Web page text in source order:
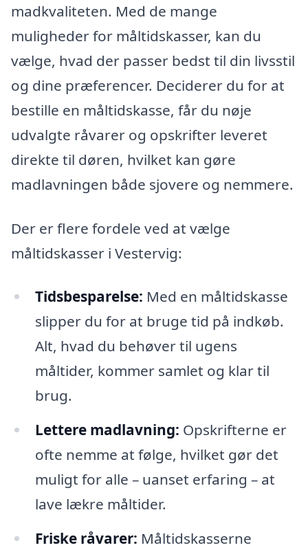
madkvaliteten. Med de mange
muligheder for måltidskasser, kan du
vælge, hvad der passer bedst til din livsstil
og dine præferencer. Deciderer du for at
bestille en måltidskasse, får du nøje
udvalgte råvarer og opskrifter leveret
direkte til døren, hvilket kan gøre
madlavningen både sjovere og nemmere.
Der er flere fordele ved at vælge
måltidskasser i Vestervig:
Tidsbesparelse: Med en måltidskasse
slipper du for at bruge tid på indkøb.
Alt, hvad du behøver til ugens
måltider, kommer samlet og klar til
brug.
Lettere madlavning: Opskrifterne er
ofte nemme at følge, hvilket gør det
muligt for alle – uanset erfaring – at
lave lækre måltider.
Friske råvarer: Måltidskasserne